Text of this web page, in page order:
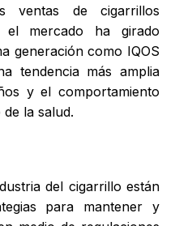
ventas de cigarrillos
el mercado ha girado
generación como IQOS
tendencia más amplia
y el comportamiento
la salud.
del cigarrillo están
para mantener y